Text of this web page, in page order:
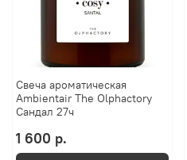
Свеча ароматическая
Ambientair The Olphactory
Сандал 27ч
1 600 р.